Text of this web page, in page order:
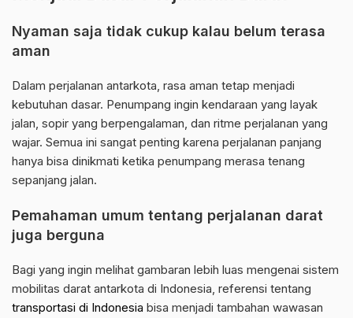
Nyaman saja tidak cukup kalau belum terasa
aman
Dalam perjalanan antarkota, rasa aman tetap menjadi
kebutuhan dasar. Penumpang ingin kendaraan yang layak
jalan, sopir yang berpengalaman, dan ritme perjalanan yang
wajar. Semua ini sangat penting karena perjalanan panjang
hanya bisa dinikmati ketika penumpang merasa tenang
sepanjang jalan.
Pemahaman umum tentang perjalanan darat
juga berguna
Bagi yang ingin melihat gambaran lebih luas mengenai sistem
mobilitas darat antarkota di Indonesia, referensi tentang
transportasi di Indonesia bisa menjadi tambahan wawasan